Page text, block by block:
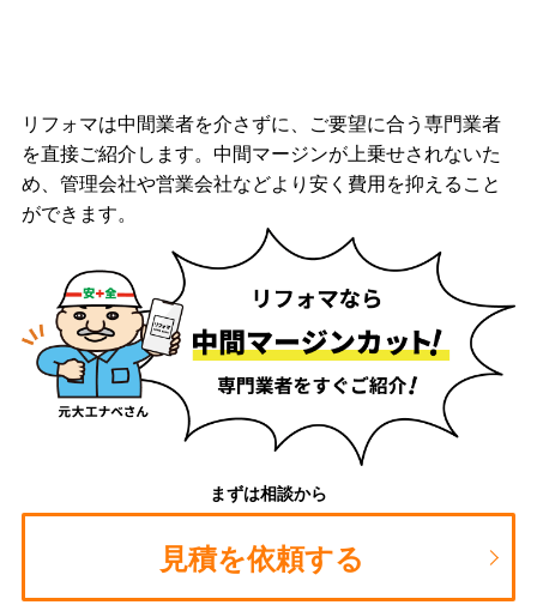
リフォマは中間業者を介さずに、ご要望に合う専門業者
を直接ご紹介します。中間マージンが上乗せされないた
め、管理会社や営業会社などより安く費用を抑えること
ができます。
まずは相談から
見積を依頼する